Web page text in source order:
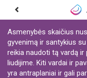
Asmenybės skaičius
gyvenimą ir santykius
reikia naudoti tą vardą
liudijime. Kiti vardai ir
yra antraplaniai ir gali